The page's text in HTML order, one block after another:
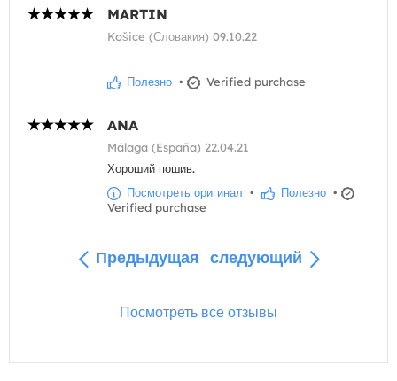
MARTIN
Košice (Словакия) 09.10.22
Полезно • Verified purchase
ANA
Málaga (España) 22.04.21
Хороший пошив.
Посмотреть оригинал • Полезно •
Verified purchase
Предыдущая следующий
Посмотреть все отзывы